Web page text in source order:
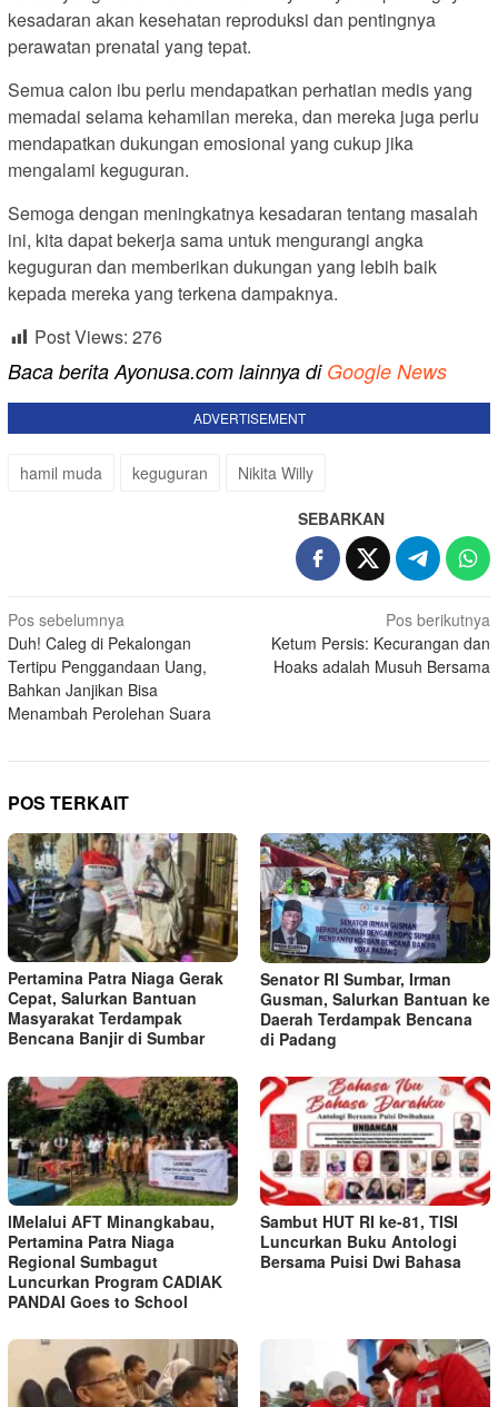
kesadaran akan kesehatan reproduksi dan pentingnya
perawatan prenatal yang tepat.
Semua calon ibu perlu mendapatkan perhatian medis yang
memadai selama kehamilan mereka, dan mereka juga perlu
mendapatkan dukungan emosional yang cukup jika
mengalami keguguran.
Semoga dengan meningkatnya kesadaran tentang masalah
ini, kita dapat bekerja sama untuk mengurangi angka
keguguran dan memberikan dukungan yang lebih baik
kepada mereka yang terkena dampaknya.
Post Views: 276
Baca berita Ayonusa.com lainnya di Google News
ADVERTISEMENT
hamil muda keguguran Nikita Willy
SEBARKAN
Navigasi
pos
Pos sebelumnya
Duh! Caleg di Pekalongan
Tertipu Penggandaan Uang,
Bahkan Janjikan Bisa
Menambah Perolehan Suara
Pos berikutnya
Ketum Persis: Kecurangan dan
Hoaks adalah Musuh Bersama
POS TERKAIT
Pertamina Patra Niaga Gerak
Cepat, Salurkan Bantuan
Masyarakat Terdampak
Bencana Banjir di Sumbar
Senator RI Sumbar, Irman
Gusman, Salurkan Bantuan ke
Daerah Terdampak Bencana
di Padang
lMelalui AFT Minangkabau,
Pertamina Patra Niaga
Regional Sumbagut
Luncurkan Program CADIAK
PANDAI Goes to School
Sambut HUT RI ke-81, TISI
Luncurkan Buku Antologi
Bersama Puisi Dwi Bahasa